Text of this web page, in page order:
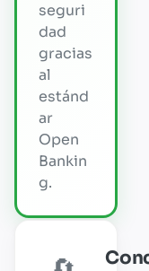
seguri
dad
gracias
al
estánd
ar
Open
Bankin
g.